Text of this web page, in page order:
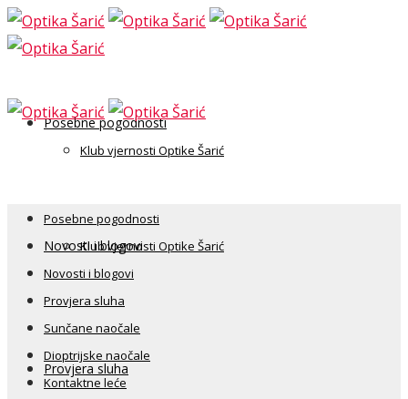
Posebne pogodnosti
Klub vjernosti Optike Šarić
Novosti i blogovi
Provjera sluha
Posebne pogodnosti
Klub vjernosti Optike Šarić
Novosti i blogovi
Provjera sluha
Sunčane naočale
Dioptrijske naočale
Kontaktne leće